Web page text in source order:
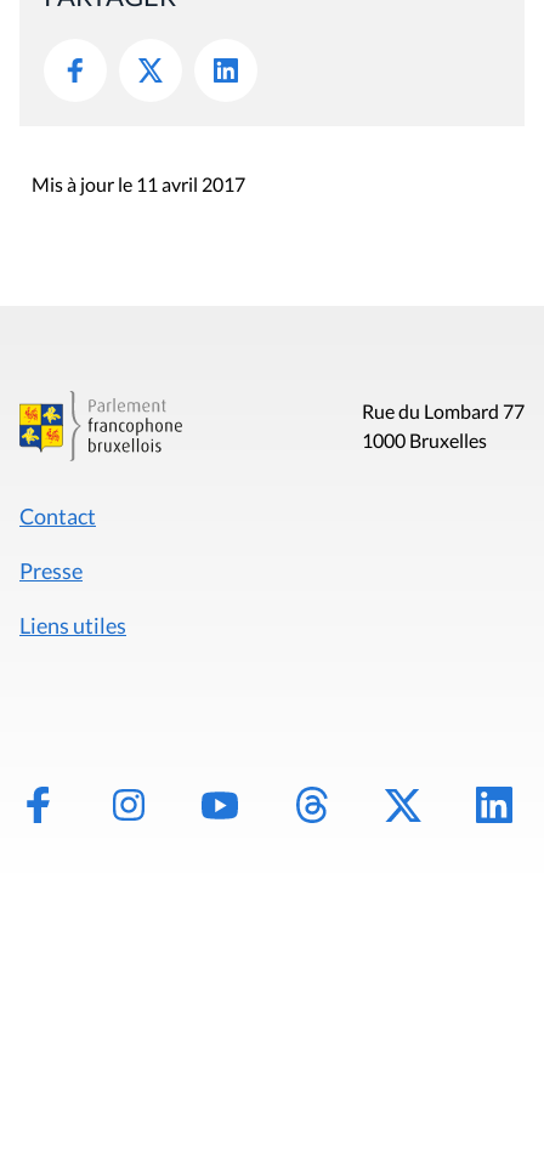
Mis à jour le 11 avril 2017
Rue du Lombard 77
1000 Bruxelles
Contact
Presse
Liens utiles